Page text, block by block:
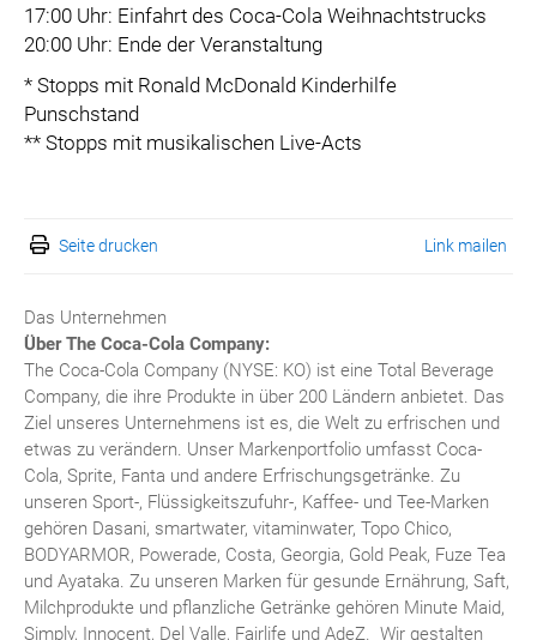
17:00 Uhr: Einfahrt des Coca-Cola Weihnachtstrucks
20:00 Uhr: Ende der Veranstaltung
* Stopps mit Ronald McDonald Kinderhilfe
Punschstand
** Stopps mit musikalischen Live-Acts
Seite drucken Link mailen
Das Unternehmen
Über The Coca-Cola Company:
The Coca-Cola Company (NYSE: KO) ist eine Total Beverage
Company, die ihre Produkte in über 200 Ländern anbietet. Das
Ziel unseres Unternehmens ist es, die Welt zu erfrischen und
etwas zu verändern. Unser Markenportfolio umfasst Coca-
Cola, Sprite, Fanta und andere Erfrischungsgetränke. Zu
unseren Sport-, Flüssigkeitszufuhr-, Kaffee- und Tee-Marken
gehören Dasani, smartwater, vitaminwater, Topo Chico,
BODYARMOR, Powerade, Costa, Georgia, Gold Peak, Fuze Tea
und Ayataka. Zu unseren Marken für gesunde Ernährung, Saft,
Milchprodukte und pflanzliche Getränke gehören Minute Maid,
Simply, Innocent, Del Valle, Fairlife und AdeZ. Wir gestalten